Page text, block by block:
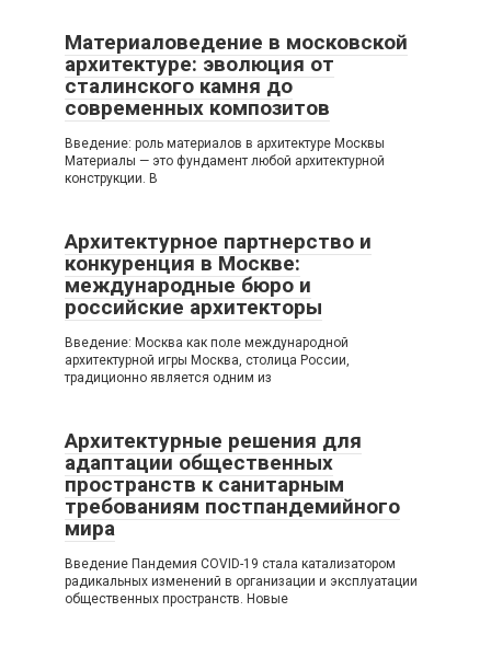
Материаловедение в московской
архитектуре: эволюция от
сталинского камня до
современных композитов
Введение: роль материалов в архитектуре Москвы
Материалы — это фундамент любой архитектурной
конструкции. В
Архитектурное партнерство и
конкуренция в Москве:
международные бюро и
российские архитекторы
Введение: Москва как поле международной
архитектурной игры Москва, столица России,
традиционно является одним из
Архитектурные решения для
адаптации общественных
пространств к санитарным
требованиям постпандемийного
мира
Введение Пандемия COVID-19 стала катализатором
радикальных изменений в организации и эксплуатации
общественных пространств. Новые